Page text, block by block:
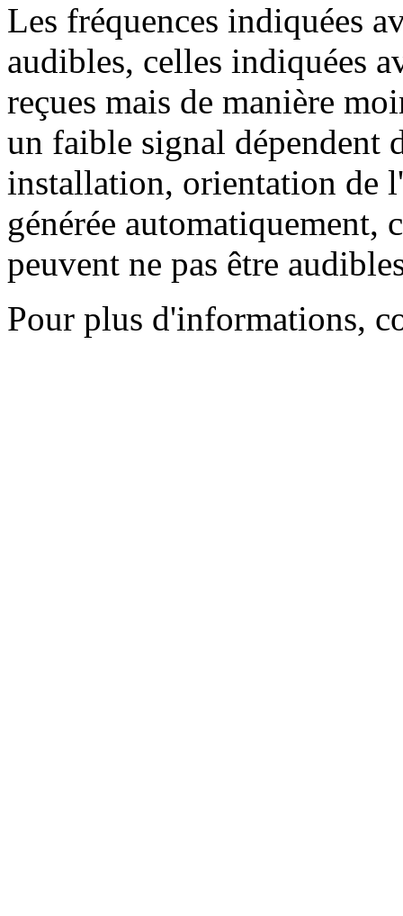
Les fréquences indiquées
audibles, celles indiquées
reçues mais de manière
un faible signal dépendent
installation, orientation de
générée automatiquement,
peuvent ne pas être
Pour plus d'informations,